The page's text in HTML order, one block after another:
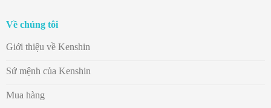
Về chúng tôi
Giới thiệu về Kenshin
Sứ mệnh của Kenshin
Mua hàng